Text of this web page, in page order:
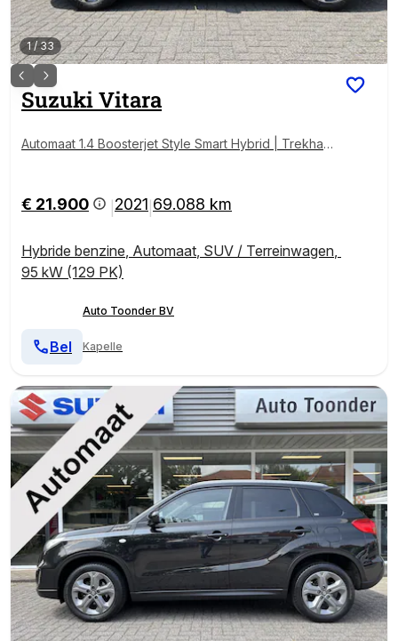
1/33
SuzukiVitara
Automaat 1.4 Boosterjet Style Smart Hybrid | Trekhaa
€ 21.900 2021 69.088 km
Hybride benzine, Automaat, SUV / Terreinwagen,
95 kW (129 PK)
Auto Toonder BV
Kapelle
Bel